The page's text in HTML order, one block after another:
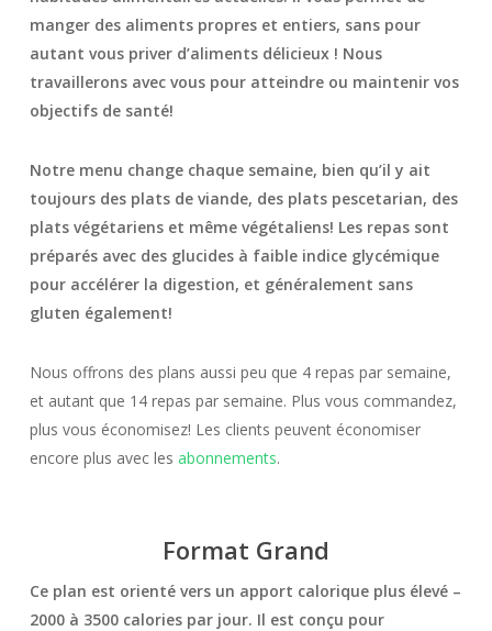
manger des aliments propres et entiers, sans pour
autant vous priver d’aliments délicieux ! Nous
travaillerons avec vous pour atteindre ou maintenir vos
objectifs de santé!
Notre menu change chaque semaine, bien qu’il y ait
toujours des plats de viande, des plats pescetarian, des
plats végétariens et même végétaliens! Les repas sont
préparés avec des glucides à faible indice glycémique
pour accélérer la digestion, et généralement sans
gluten également!
Nous offrons des plans aussi peu que 4 repas par semaine,
et autant que 14 repas par semaine. Plus vous commandez,
plus vous économisez! Les clients peuvent économiser
encore plus avec lesabonnements.
Format Grand
Ce plan est orienté vers un apport calorique plus élevé –
2000 à 3500 calories par jour. Il est conçu pour